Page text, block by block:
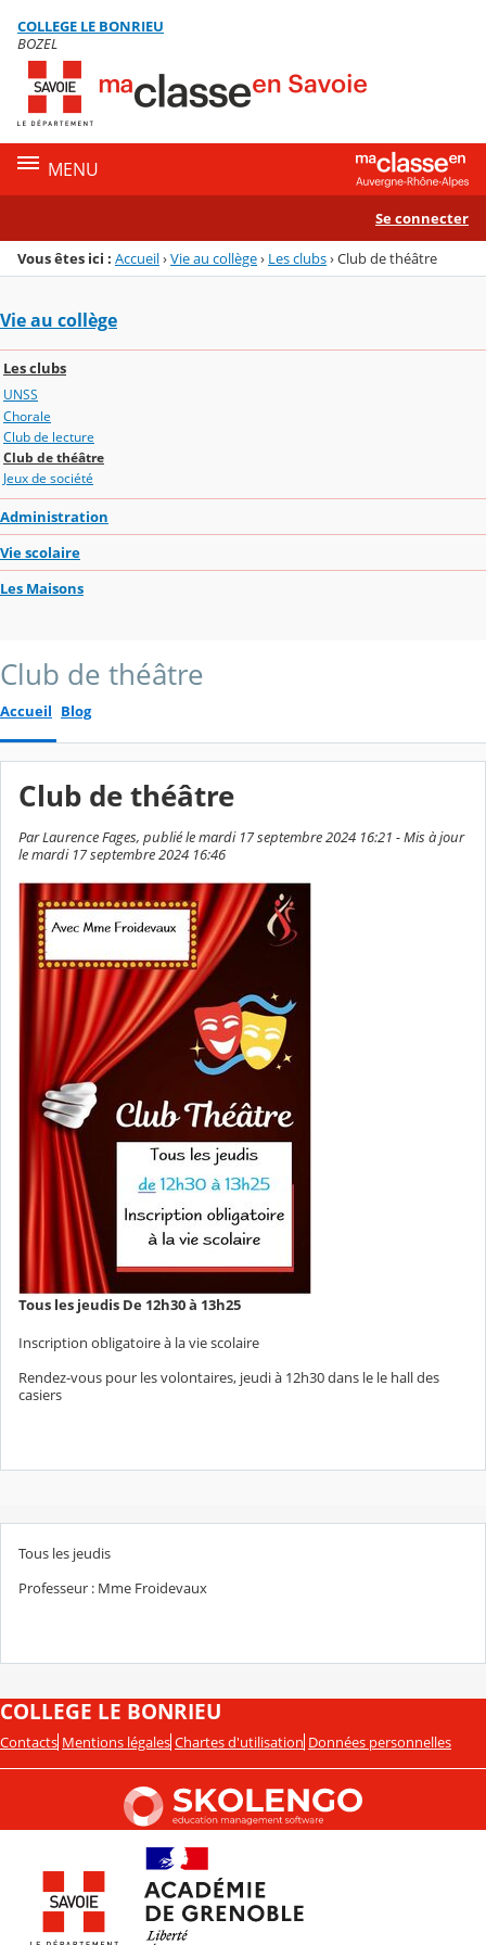
Menu de la rubrique
Contenu
COLLEGE LE BONRIEU
BOZEL
MENU
Se connecter
Vous êtes ici : Accueil›Vie au collège› Les clubs›Club de théâtre
Vie au collège
Les clubs
UNSS
Chorale
Club de lecture
Club de théâtre
Jeux de société
Administration
Vie scolaire
Les Maisons
Club de théâtre
Accueil Blog
Club de théâtre
Par Laurence Fages, publié le mardi 17 septembre 2024 16:21 - Mis à jour
le mardi 17 septembre 2024 16:46
Tous les jeudis De 12h30 à 13h25
Inscription obligatoire à la vie scolaire
Rendez-vous pour les volontaires, jeudi à 12h30 dans le le hall des
casiers
Tous les jeudis
Professeur : Mme Froidevaux
COLLEGE LE BONRIEU
Contacts Mentions légales Chartes d'utilisation Données personnelles